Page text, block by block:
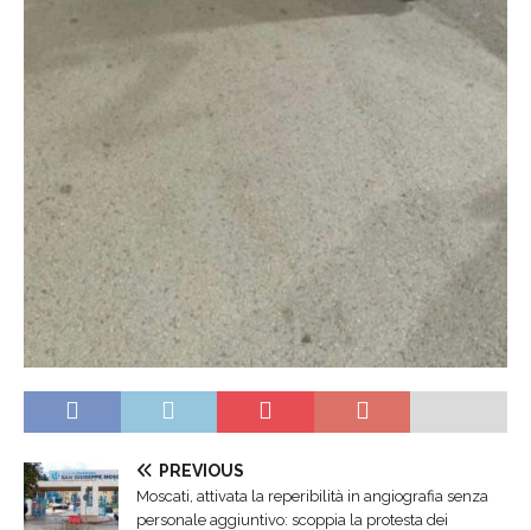
PREVIOUS
Moscati, attivata la reperibilità in angiografia senza
personale aggiuntivo: scoppia la protesta dei